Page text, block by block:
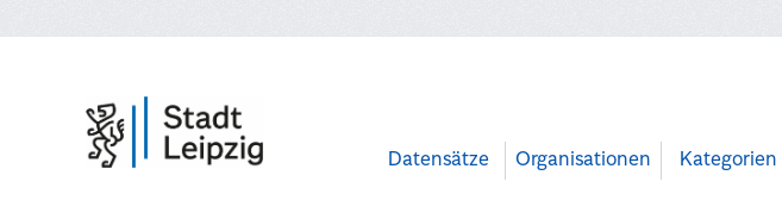
Datensätze Organisationen Kategorien